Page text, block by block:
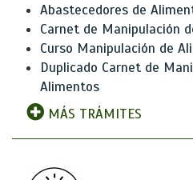
Abastecedores de
Carnet de Manipulación
Curso Manipulación de
Duplicado Carnet de
Alimentos
MÁS TRÁMITES